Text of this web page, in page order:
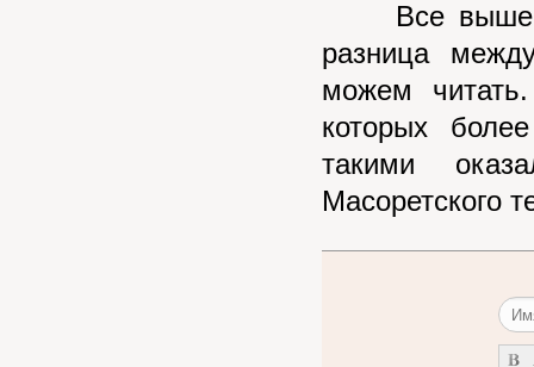
Все
разница
можем
которых
такими
Масоретского